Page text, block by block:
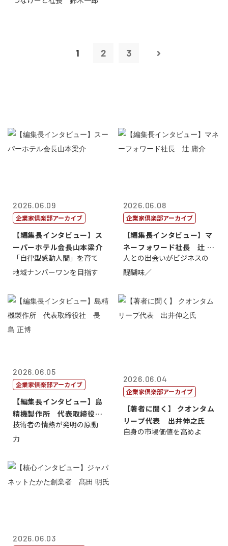
1 2 3
2026.06.09
企業家倶楽部アーカイブ
【編集長インタビュー】ス
ーパーホテル会長山本梁介
「自律型感動人間」を育て
地域ナンバーワンを目指す
2026.06.08
企業家倶楽部アーカイブ
【編集長インタビュー】マ
ネーフォワード社長 辻 庸
介
人との出会いがビジネスの
醍醐味／
2026.06.05
企業家倶楽部アーカイブ
【編集長インタビュー】島
精機製作所 代表取締役
社 長 島 正...
技術者の情熱が発明の原動
力
2026.06.04
企業家倶楽部アーカイブ
【著者に聞く】 クオンタム
リープ代表 出井伸之氏
自身の市場価値を高めよ
2026.06.03